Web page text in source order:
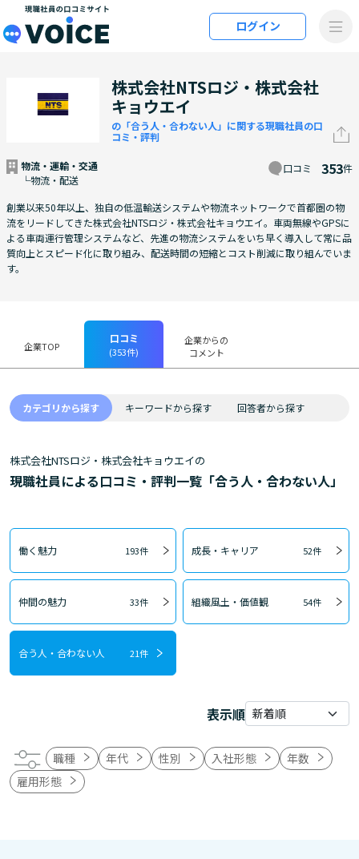
メインコンテンツにスキップ
ログイン
株式会社NTSロジ・株式会社
キョウエイ
の「合う人・合わない人」に関する現職社員の口
コミ・評判
物流・運輸・交通
└物流・配送
口コミ 353件
創業以来50年以上、独自の低温輸送システムや物流ネットワークで首都圏の物
流をリードしてきた株式会社NTSロジ・株式会社キョウエイ。車両無線やGPSに
よる車両運行管理システムなど、先進の物流システムをいち早く導入して常に品
質向上とスピード化に取り組み、配送時間の短縮とコスト削減に取り組んでいま
す。
企業TOP
口コミ
(353件)
企業からの
コメント
カテゴリから探す キーワードから探す 回答者から探す
株式会社NTSロジ・株式会社キョウエイの
現職社員による口コミ・評判一覧「合う人・合わない人」
働く魅力 193件 成長・キャリア 52件
仲間の魅力 33件 組織風土・価値観 54件
合う人・合わない人 21件
表示順
職種 年代 性別 入社形態
年数
雇用形態